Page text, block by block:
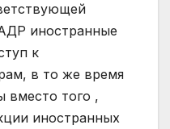
иностранные
к
в то же время
вместо того ,
иностранных